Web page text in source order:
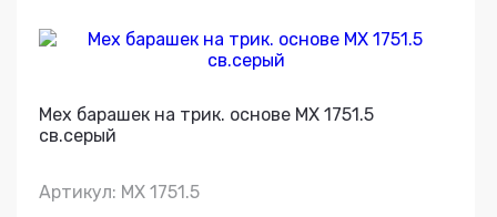
Мех барашек на трик. основе МХ 1751.5
св.серый
Артикул: МХ 1751.5